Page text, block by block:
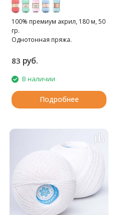
100% премиум акрил, 180 м, 50
гр.
Однотонная пряжа.
вязания детских изделий.
83 руб.
В наличии
Подробнее